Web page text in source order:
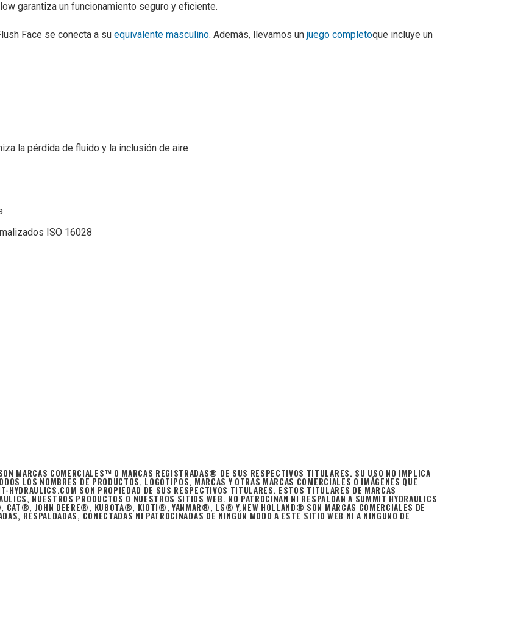
garantiza un funcionamiento seguro y eficiente.
Face se conecta a su equivalente masculino. Además, llevamos un juego completoque incluye un
la pérdida de fluido y la inclusión de aire
ISO 16028
MARCAS COMERCIALES™ O MARCAS REGISTRADAS® DE SUS RESPECTIVOS TITULARES. SU USO NO IMPLICA
LOS NOMBRES DE PRODUCTOS, LOGOTIPOS, MARCAS Y OTRAS MARCAS COMERCIALES O IMÁGENES QUE
HYDRAULICS.COM SON PROPIEDAD DE SUS RESPECTIVOS TITULARES. ESTOS TITULARES DE MARCAS
NUESTROS PRODUCTOS O NUESTROS SITIOS WEB. NO PATROCINAN NI RESPALDAN A SUMMIT HYDRAULICS
CAT®, JOHN DEERE®, KUBOTA®, KIOTI®, YANMAR®, LS® Y NEW HOLLAND® SON MARCAS COMERCIALES DE
RESPALDADAS, CONECTADAS NI PATROCINADAS DE NINGÚN MODO A ESTE SITIO WEB NI A NINGUNO DE